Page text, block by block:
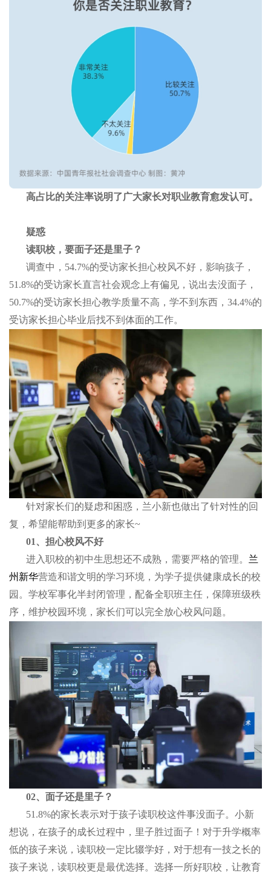
高占比的关注率说明了广大家长对职业教育愈发认可。
疑惑
读职校，要面子还是里子？
调查中，54.7%的受访家长担心校风不好，影响孩子，
51.8%的受访家长直言社会观念上有偏见，说出去没面子，
50.7%的受访家长担心教学质量不高，学不到东西，34.4%的
受访家长担心毕业后找不到体面的工作。
针对家长们的疑虑和困惑，兰小新也做出了针对性的回
复，希望能帮助到更多的家长~
01、担心校风不好
进入职校的初中生思想还不成熟，需要严格的管理。 兰
州新华营造和谐文明的学习环境，为学子提供健康成长的校
园。学校军事化半封闭管理，配备全职班主任，保障班级秩
序，维护校园环境，家长们可以完全放心校风问题。
02、面子还是里子？
51.8%的家长表示对于孩子读职校这件事没面子。小新
想说，在孩子的成长过程中，里子胜过面子！对于升学概率
低的孩子来说，读职校一定比辍学好，对于想有一技之长的
孩子来说，读职校更是最优选择。选择一所好职校，让教育